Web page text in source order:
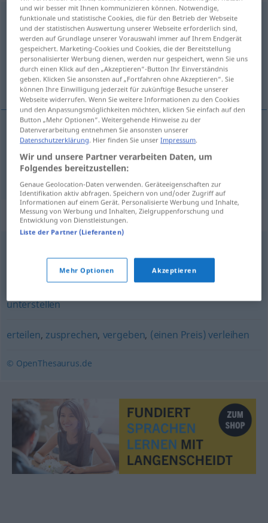
zuerkennen <trennb>
Übersicht aller Übersetzungen
(Für mehr Details die Übersetzung anklicken/antippen)
dodijeliti , dosuditi
dodijeliti(dodjeljivati) zuerkennenPreis
dosuditi(-uđivati) zuerkennen
Synonyme für "zuerkennen"
gestatten (geh.),einräumen ,anerkennen,erlauben
attestieren,zusprechen,beimessen,zuschreiben
unterstellen
erteilen, zusprechen, vergeben, (einen Preis) verleihen
© OpenThesaurus.de
und wir besser mit Ihnen kommunizieren können. Notwendige,
funktionale und statistische Cookies, die für den Betrieb der Webseite
und der statistischen Auswertung unserer Webseite erforderlich sind,
werden auf Grundlage unserer Vorauswahl immer auf Ihrem Endgerät
gespeichert. Marketing-Cookies und Cookies, die der Bereitstellung
personalisierter Werbung dienen, werden nur gespeichert, wenn Sie uns
durch einen Klick auf den „Akzeptieren“-Button Ihr Einverständnis
geben. Klicken Sie ansonsten auf „Fortfahren ohne Akzeptieren“. Sie
können Ihre Einwilligung jederzeit für zukünftige Besuche unserer
Webseite widerrufen. Wenn Sie weitere Informationen zu den Cookies
und den Anpassungsmöglichkeiten möchten, klicken Sie einfach auf den
Button „Mehr Optionen“. Weitergehende Hinweise zu der
Datenverarbeitung entnehmen Sie ansonsten unserer
Datenschutzerklärung. Hier finden Sie unserImpressum.
Wir und unsere Partner verarbeiten Daten, um
Folgendes bereitzustellen:
Genaue Geolocation-Daten verwenden. Geräteeigenschaften zur
Identifikation aktiv abfragen. Speichern von und/oder Zugriff auf
Informationen auf einem Gerät. Personalisierte Werbung und Inhalte,
Messung von Werbung und Inhalten, Zielgruppenforschung und
Entwicklung von Dienstleistungen.
Liste der Partner (Lieferanten)
Mehr Optionen Akzeptieren